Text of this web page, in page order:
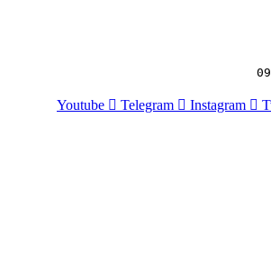
Youtube Telegram Instagram